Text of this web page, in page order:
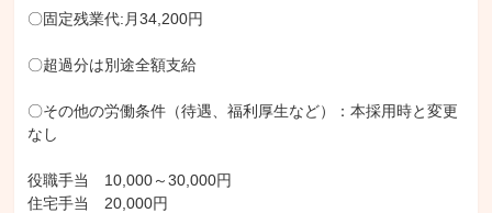
〇固定残業代:月34,200円
〇超過分は別途全額支給
〇その他の労働条件（待遇、福利厚生など）：本採用時と変更
なし
役職手当　10,000～30,000円
住宅手当　20,000円